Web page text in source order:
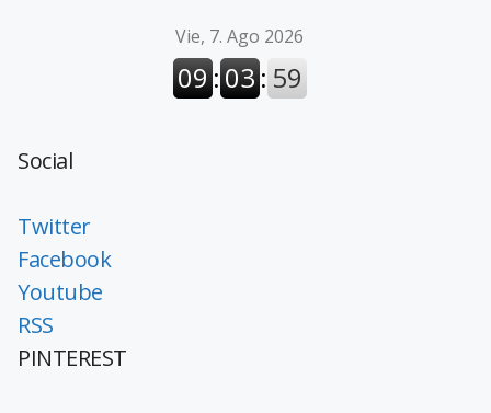
Social
Twitter
Facebook
Youtube
RSS
PINTEREST